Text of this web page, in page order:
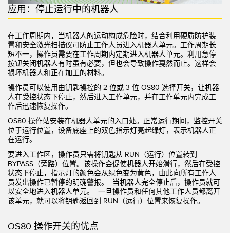
拾取指示灯传感器
温度传感器
检测阵列和宽光束传感器
状态监测传感器
无线状态监测传感器
附件
附件
线缆
相关链接
冲洗
IO-Link
应用：停止运行中的机器人
在工作周期内，当机器人的运动构成危险时，结合利用硬质防护装
置和安全激光扫描仪可防止工作人员进入机器人单元。工作周期长
短不一，操作员需要在工作周期内定期进入机器人单元。利用急停
按钮关闭机器人有时虽有必要，但也会导致操作戛然而止。这样会
损坏机器人和正在加工的材料。
操作员可以使用由钥匙操控的 2 位或 3 位 OS80 选择开关，让机器
人在受控状态下停止，然后进入工作单元，并在工作单元内完成工
作后迅速恢复操作。
OS80 操作站安装在机器人单元的入口处。正常运行期间，监控开关
位于运行位置，设备底座上的双色指示灯亮起绿灯，表示机器人正
在运行。
要进入工作区，操作员只需将钥匙从 RUN（运行）位置转到
BYPASS（旁路）位置。该操作会促使机器人开始滑行，然后在受控
状态下停止，指示灯的颜色会从绿色变为黄色，由此向所有工作人
员发出操作已暂停的明确警报。 当机器人完全停止后，操作员就可
以安全地进入机器人单元。 一旦操作员和任何其他工作人员都离开
该单元，就可以将钥匙返回到 RUN（运行）位置来恢复操作。
OS80 操作开关的优点